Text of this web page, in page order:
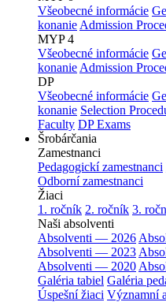
Všeobecné informácie
konanie Admission
MYP 4
Všeobecné informácie
konanie Admission
DP
Všeobecné informácie
konanie Selection
Faculty DP Exams
Šrobárčania
Zamestnanci
Pedagogickí zamestnanci
Odborní zamestnanci
Žiaci
1. ročník 2. ročník 3.
Naši absolventi
Absolventi — 2026
Absolventi — 2023
Absolventi — 2020
Galéria tabiel Galéria
Úspešní žiaci Významní